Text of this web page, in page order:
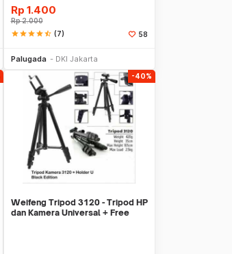
Rp 1.400
Rp2.000
starstarstarstarstar_half (7) 58
Palugada DKI Jakarta
-40%
Weifeng Tripod 3120 - Tripod HP
dan Kamera Universal + Free